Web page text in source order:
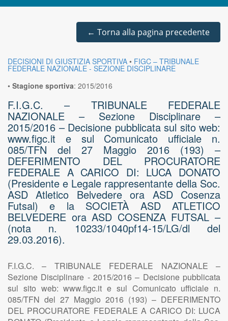
← Torna alla pagina precedente
DECISIONI DI GIUSTIZIA SPORTIVA • FIGC – TRIBUNALE
FEDERALE NAZIONALE - SEZIONE DISCIPLINARE
• Stagione sportiva: 2015/2016
F.I.G.C. – TRIBUNALE FEDERALE
NAZIONALE – Sezione Disciplinare –
2015/2016 – Decisione pubblicata sul sito web:
www.figc.it e sul Comunicato ufficiale n.
085/TFN del 27 Maggio 2016 (193) –
DEFERIMENTO DEL PROCURATORE
FEDERALE A CARICO DI: LUCA DONATO
(Presidente e Legale rappresentante della Soc.
ASD Atletico Belvedere ora ASD Cosenza
Futsal) e la SOCIETÀ ASD ATLETICO
BELVEDERE ora ASD COSENZA FUTSAL –
(nota n. 10233/1040pf14-15/LG/dl del
29.03.2016).
F.I.G.C. – TRIBUNALE FEDERALE NAZIONALE –
Sezione Disciplinare - 2015/2016 – Decisione pubblicata
sul sito web: www.figc.it e sul Comunicato ufficiale n.
085/TFN del 27 Maggio 2016 (193) – DEFERIMENTO
DEL PROCURATORE FEDERALE A CARICO DI: LUCA